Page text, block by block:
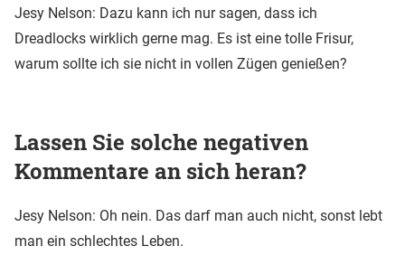
Jesy Nelson: Dazu kann ich nur sagen, dass ich
Dreadlocks wirklich gerne mag. Es ist eine tolle Frisur,
warum sollte ich sie nicht in vollen Zügen genießen?
Lassen Sie solche negativen
Kommentare an sich heran?
Jesy Nelson: Oh nein. Das darf man auch nicht, sonst lebt
man ein schlechtes Leben.